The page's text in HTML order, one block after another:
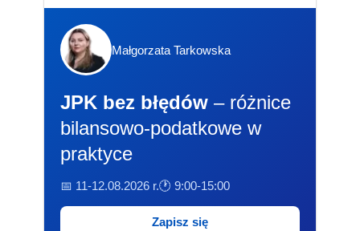
Małgorzata Tarkowska
JPK bez błędów – różnice
bilansowo-podatkowe w
praktyce
📅 11-12.08.2026 r.🕐 9:00-15:00
Zapisz się